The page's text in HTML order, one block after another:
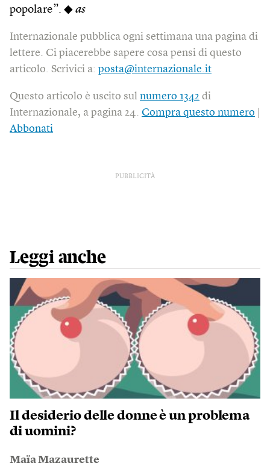
popolare”. ◆ as
Internazionale pubblica ogni settimana una pagina di
lettere. Ci piacerebbe sapere cosa pensi di questo
articolo. Scrivici a: posta@internazionale.it
Questo articolo è uscito sul numero 1342 di
Internazionale, a pagina 24. Compra questo numero
Abbonati
PUBBLICITÀ
Leggi anche
Il desiderio delle donne è un problema
di uomini?
Maïa Mazaurette